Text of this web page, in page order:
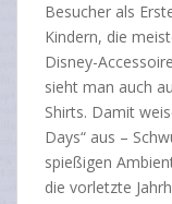
Besucher als
Kindern, die
Disney-
sieht man auch
Shirts. Damit
Days“ aus –
spießigen
die vorletzte